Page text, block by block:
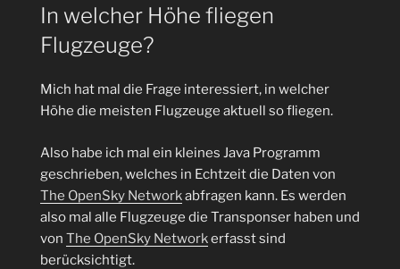
AM
In welcher Höhe fliegen
Flugzeuge?
Mich hat mal die Frage interessiert, in welcher
Höhe die meisten Flugzeuge aktuell so fliegen.
Also habe ich mal ein kleines Java Programm
geschrieben, welches in Echtzeit die Daten von
The OpenSky Networkabfragen kann. Es werden
also mal alle Flugzeuge die Transponser haben und
von The OpenSky Networkerfasst sind
berücksichtigt.